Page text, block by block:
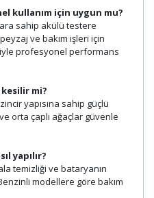
kullanım için uygun mu?
sahip akülü testere
ve bakım işleri için
profesyonel performans
mi?
yapısına sahip güçlü
orta çaplı ağaçlar güvenle
yapılır?
temizliği ve bataryanın
modellere göre bakım